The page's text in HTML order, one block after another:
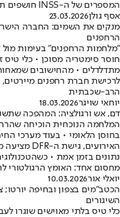
המספרים של ה-INSS חושפים תמונה מפתיעה
אסף גולן23.03.2026
מנקים את השמים: החברה
הרחפנים
"מלחמות הרחפנים" בעימות
חוסר סימטריה מסוכן • כלי טיס
מתדלדלים • מהחישובים
הרב-שכבתית
יוחאי שויגר18.03.2026
דם, אש ורגולציה: המהפכה
המלחמה הנוכחית הוכיחה
בחוסן הלאומי • בעוד מערכי
נתונים בזמן אמת •
מחסום אחד: האומץ הרגולטורי
יואלי אור10.03.2026
הכטב"מים בצפון ובחיפה
השיגורים
כלי טיס בלתי מאוישים שוגרו